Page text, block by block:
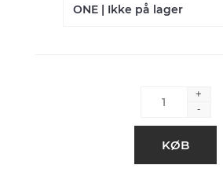
+
-